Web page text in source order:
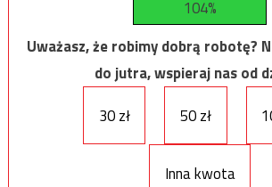
104%
Uważasz, że robimy dobrą robotę?
do jutra, wspieraj nas od
30 zł
50 zł
Inna kwota